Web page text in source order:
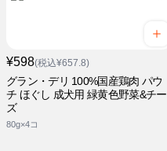
¥598(税込¥657.8)
グラン・デリ 100%国産鶏肉 パウ
チ ほぐし 成犬用 緑黄色野菜&チー
ズ
80g×4コ